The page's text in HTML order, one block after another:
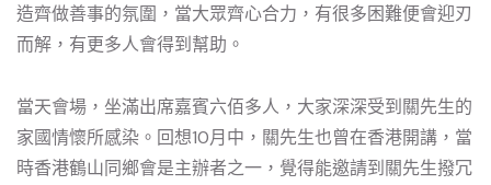
造齊做善事的氛圍，當大眾齊心合力，有很多困難便會迎刃
而解，有更多人會得到幫助。
當天會場，坐滿出席嘉賓六佰多人，大家深深受到關先生的
家國情懷所感染。回想10月中，關先生也曾在香港開講，當
時香港鶴山同鄉會是主辦者之一，覺得能邀請到關先生撥冗